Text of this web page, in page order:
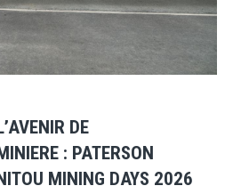
DE
: PATERSON
MINING DAYS 2026